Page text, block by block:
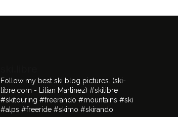
Follow my best ski blog pictures. (ski-
libre.com - Lilian Martinez) #skilibre
#skitouring #freerando #mountains #ski
#alps #freeride #skimo #skirando